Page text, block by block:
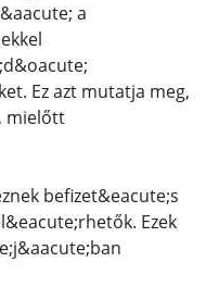
a
Ez azt mutatja meg,
mielőtt
befizet&eacute;s
Ezek